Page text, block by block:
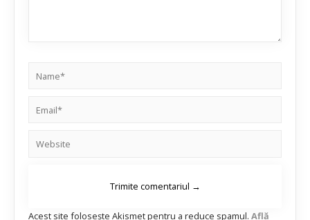
Acest site folosește Akismet pentru a reduce spamul. Află